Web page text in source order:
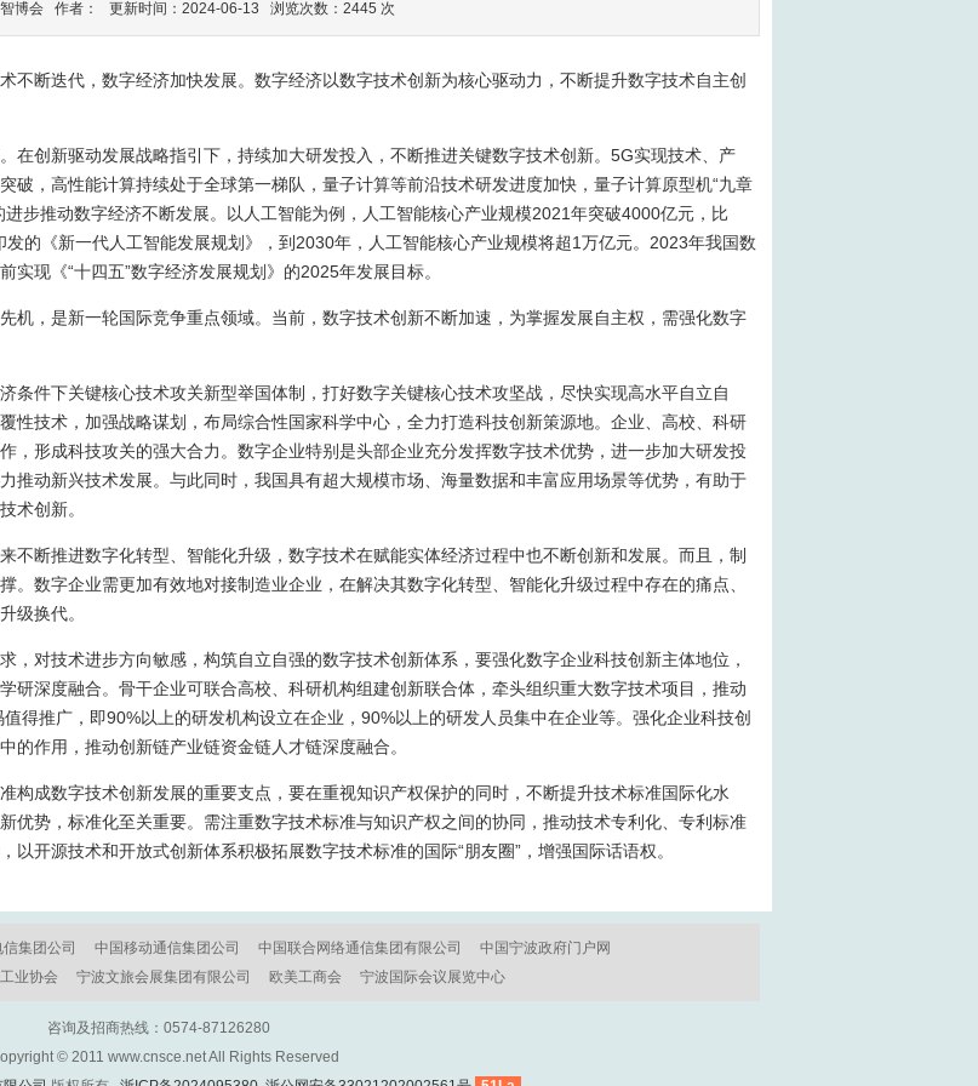
博会 作者： 更新时间：2024-06-13 浏览次数：2445 次
不断迭代，数字经济加快发展。数字经济以数字技术创新为核心驱动力，不断提升数字技术自主创
在创新驱动发展战略指引下，持续加大研发投入，不断推进关键数字技术创新。5G实现技术、产
破，高性能计算持续处于全球第一梯队，量子计算等前沿技术研发进度加快，量子计算原型机“九章
步推动数字经济不断发展。以人工智能为例，人工智能核心产业规模2021年突破4000亿元，比
的《新一代人工智能发展规划》，到2030年，人工智能核心产业规模将超1万亿元。2023年我国数
现《“十四五”数字经济发展规划》的2025年发展目标。
机，是新一轮国际竞争重点领域。当前，数字技术创新不断加速，为掌握发展自主权，需强化数字
条件下关键核心技术攻关新型举国体制，打好数字关键核心技术攻坚战，尽快实现高水平自立自
性技术，加强战略谋划，布局综合性国家科学中心，全力打造科技创新策源地。企业、高校、科研
，形成科技攻关的强大合力。数字企业特别是头部企业充分发挥数字技术优势，进一步加大研发投
推动新兴技术发展。与此同时，我国具有超大规模市场、海量数据和丰富应用场景等优势，有助于
术创新。
不断推进数字化转型、智能化升级，数字技术在赋能实体经济过程中也不断创新和发展。而且，制
。数字企业需更加有效地对接制造业企业，在解决其数字化转型、智能化升级过程中存在的痛点、
级换代。
，对技术进步方向敏感，构筑自立自强的数字技术创新体系，要强化数字企业科技创新主体地位，
研深度融合。骨干企业可联合高校、科研机构组建创新联合体，牵头组织重大数字技术项目，推动
得推广，即90%以上的研发机构设立在企业，90%以上的研发人员集中在企业等。强化企业科技创
作用，推动创新链产业链资金链人才链深度融合。
构成数字技术创新发展的重要支点，要在重视知识产权保护的同时，不断提升技术标准国际化水
优势，标准化至关重要。需注重数字技术标准与知识产权之间的协同，推动技术专利化、专利标准
开源技术和开放式创新体系积极拓展数字技术标准的国际“朋友圈”，增强国际话语权。
集团公司 中国移动通信集团公司 中国联合网络通信集团有限公司
中国宁波政府门户网
业协会 宁波文旅会展集团有限公司 欧美工商会 宁波国际会议展览中心
咨询及招商热线：0574-87126280
© 2011 www.cnsce.net All Rights Reserved